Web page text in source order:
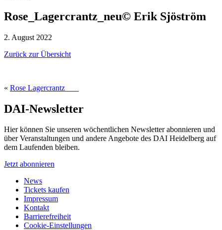
Rose_Lagercrantz_neu© Erik Sjöström
2. August 2022
Zurück zur Übersicht
« Rose Lagercrantz
DAI-Newsletter
Hier können Sie unseren wöchentlichen Newsletter abonnieren und
über Veranstaltungen und andere Angebote des DAI Heidelberg auf
dem Laufenden bleiben.
Jetzt abonnieren
News
Tickets kaufen
Impressum
Kontakt
Barrierefreiheit
Cookie-Einstellungen